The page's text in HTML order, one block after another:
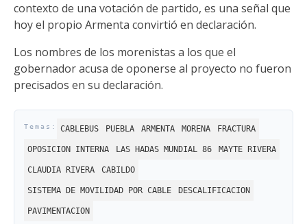
contexto de una votación de partido, es una señal que
hoy el propio Armenta convirtió en declaración.
Los nombres de los morenistas a los que el
gobernador acusa de oponerse al proyecto no fueron
precisados en su declaración.
CABLEBUS PUEBLA ARMENTA MORENA FRACTURA
OPOSICION INTERNA LAS HADAS MUNDIAL 86 MAYTE RIVERA
CLAUDIA RIVERA CABILDO
SISTEMA DE MOVILIDAD POR CABLE DESCALIFICACION
PAVIMENTACION